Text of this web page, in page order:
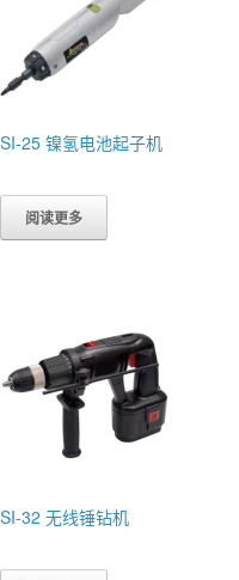
SI-25 镍氢电池起子机
阅读更多
SI-32 无线锤钻机